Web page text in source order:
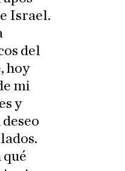
Israel.
del
hoy
mi
y
qué